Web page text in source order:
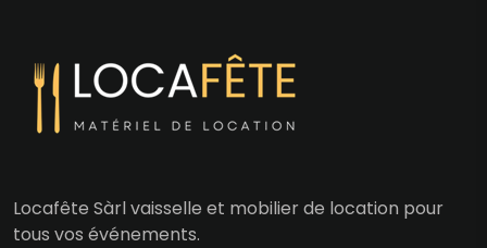
Locafête Sàrl vaisselle et mobilier de location pour
tous vos événements.